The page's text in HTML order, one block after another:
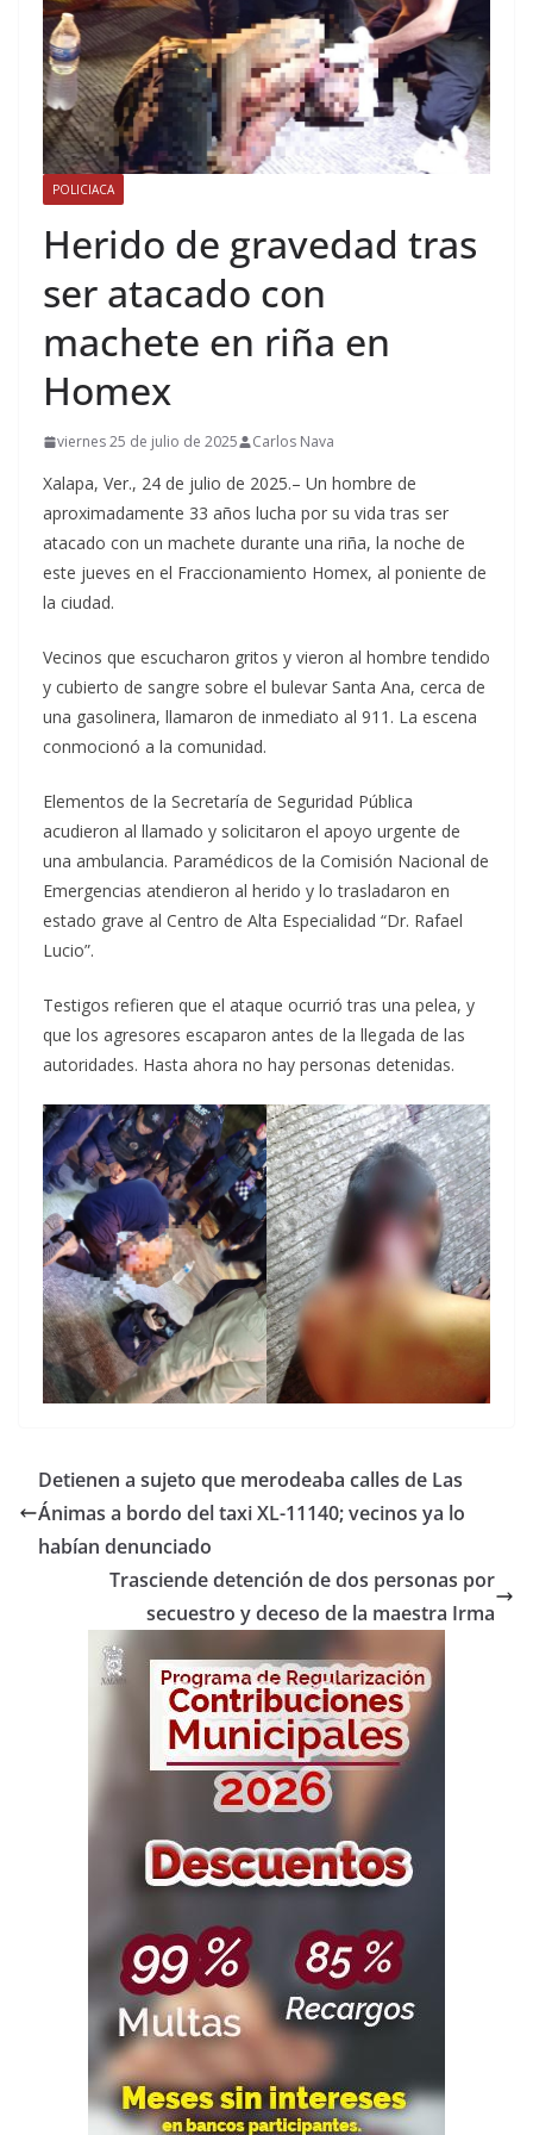
POLICIACA
Herido de gravedad tras
ser atacado con
machete en riña en
Homex
viernes 25 de julio de 2025 Carlos Nava
Xalapa, Ver., 24 de julio de 2025.– Un hombre de
aproximadamente 33 años lucha por su vida tras ser
atacado con un machete durante una riña, la noche de
este jueves en el Fraccionamiento Homex, al poniente de
la ciudad.
Vecinos que escucharon gritos y vieron al hombre tendido
y cubierto de sangre sobre el bulevar Santa Ana, cerca de
una gasolinera, llamaron de inmediato al 911. La escena
conmocionó a la comunidad.
Elementos de la Secretaría de Seguridad Pública
acudieron al llamado y solicitaron el apoyo urgente de
una ambulancia. Paramédicos de la Comisión Nacional de
Emergencias atendieron al herido y lo trasladaron en
estado grave al Centro de Alta Especialidad “Dr. Rafael
Lucio”.
Testigos refieren que el ataque ocurrió tras una pelea, y
que los agresores escaparon antes de la llegada de las
autoridades. Hasta ahora no hay personas detenidas.
Detienen a sujeto que merodeaba calles de Las
Ánimas a bordo del taxi XL-11140; vecinos ya lo
habían denunciado
Trasciende detención de dos personas por
secuestro y deceso de la maestra Irma